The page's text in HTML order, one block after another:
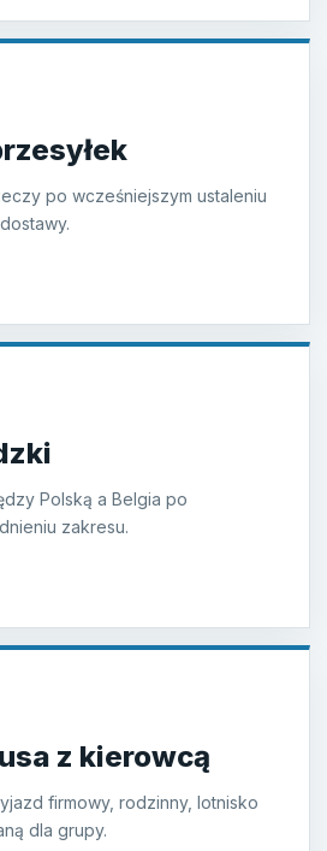
po wcześniejszym ustaleniu
Polską a Belgia po
zakresu.
z kierowcą
firmowy, rodzinny, lotnisko
dla grupy.